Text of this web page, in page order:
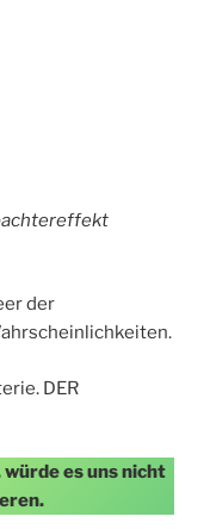
der
DER
würde es uns nicht